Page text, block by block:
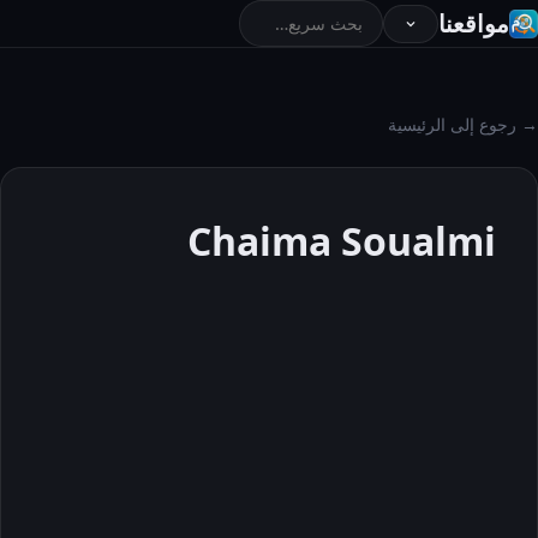
مواقعنا
→ رجوع إلى الرئيسية
Chaima Soualmi